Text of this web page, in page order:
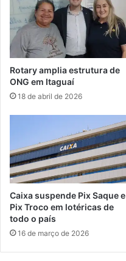
a
m
e
t
o
e
m
t
a
ú
n
i
c
a
i
c
a
p
ã
d
o
p
a
d
o
M
u
d
Rotary amplia estrutura de
ONG em Itaguaí
18 de abril de 2026
Caixa suspende Pix Saque e
Pix Troco em lotéricas de
todo o país
16 de março de 2026